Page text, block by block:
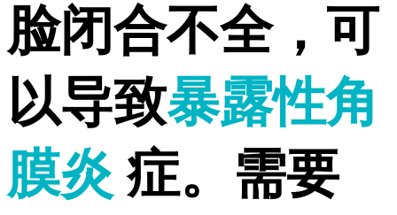
脸闭合不全，可
以导致暴露性角
膜炎 症。需要